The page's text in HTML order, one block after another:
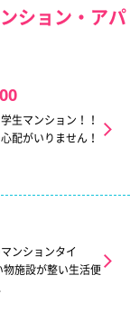
ション・アパ
生マンション！！
配がいりません！
ンションタイ
施設が整い生活便